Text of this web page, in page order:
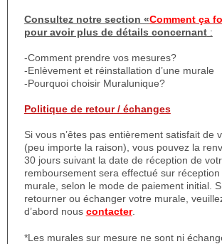
Consultez notre section «Comment ça
pour avoir plus de détails concernant:
-Comment prendre vos mesures?
-Enlèvement et réinstallation d’une murale
-Pourquoi choisir Muralunique?
Politique de retour / échanges
Si vous n’êtes pas entièrement satisfait de
(peu importe la raison), vous pouvez la
30 jours suivant la date de réception de
remboursement sera effectué sur réception
murale, selon le mode de paiement initial.
retourner ou échanger votre murale,
d’abord nous contacter.
*Les murales sur mesure ne sont ni